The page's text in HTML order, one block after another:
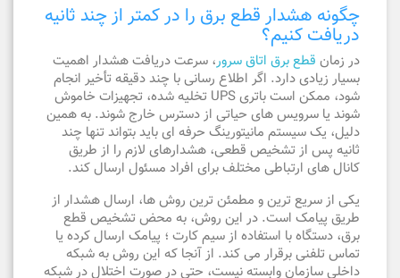
چگونه هشدار قطع برق را در کمتر از چند ثانیه
دریافت کنیم؟
در زمان قطع برق اتاق سرور، سرعت دریافت هشدار اهمیت
بسیار زیادی دارد. اگر اطلاع رسانی با چند دقیقه تأخیر انجام
شود، ممکن است باتری UPS تخلیه شده، تجهیزات خاموش
شوند یا سرویس های حیاتی از دسترس خارج شوند. به همین
دلیل، یک سیستم مانیتورینگ حرفه ای باید بتواند تنها چند
ثانیه پس از تشخیص قطعی، هشدارهای لازم را از طریق
کانال های ارتباطی مختلف برای افراد مسئول ارسال کند.
یکی از سریع ترین و مطمئن ترین روش ها، ارسال هشدار از
طریق پیامک است. در این روش، به محض تشخیص قطع
برق، دستگاه با استفاده از سیم کارت ؛ پیامک ارسال کرده یا
تماس تلفنی برقرار می کند. از آنجا که این روش به شبکه
داخلی سازمان وابسته نیست، حتی در صورت اختلال در شبکه